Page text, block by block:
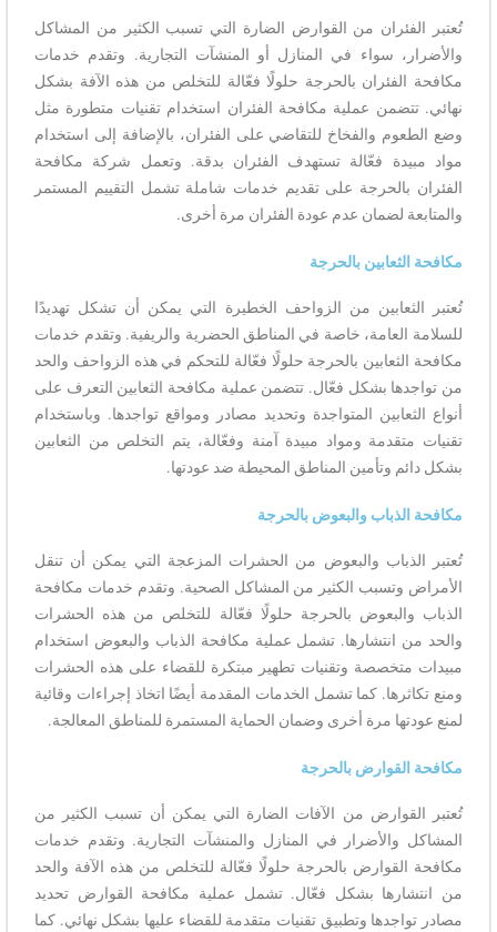
تُعتبر الفئران من القوارض الضارة التي تسبب الكثير من المشاكل
والأضرار، سواء في المنازل أو المنشآت التجارية. وتقدم خدمات
مكافحة الفئران بالحرجة حلولًا فعّالة للتخلص من هذه الآفة بشكل
نهائي. تتضمن عملية مكافحة الفئران استخدام تقنيات متطورة مثل
وضع الطعوم والفخاخ للتقاضي على الفئران، بالإضافة إلى استخدام
مواد مبيدة فعّالة تستهدف الفئران بدقة. وتعمل شركة مكافحة
الفئران بالحرجة على تقديم خدمات شاملة تشمل التقييم المستمر
والمتابعة لضمان عدم عودة الفئران مرة أخرى.
مكافحة الثعابين بالحرجة
تُعتبر الثعابين من الزواحف الخطيرة التي يمكن أن تشكل تهديدًا
للسلامة العامة، خاصة في المناطق الحضرية والريفية. وتقدم خدمات
مكافحة الثعابين بالحرجة حلولًا فعّالة للتحكم في هذه الزواحف والحد
من تواجدها بشكل فعّال. تتضمن عملية مكافحة الثعابين التعرف على
أنواع الثعابين المتواجدة وتحديد مصادر ومواقع تواجدها. وباستخدام
تقنيات متقدمة ومواد مبيدة آمنة وفعّالة، يتم التخلص من الثعابين
بشكل دائم وتأمين المناطق المحيطة ضد عودتها.
مكافحة الذباب والبعوض بالحرجة
تُعتبر الذباب والبعوض من الحشرات المزعجة التي يمكن أن تنقل
الأمراض وتسبب الكثير من المشاكل الصحية. وتقدم خدمات مكافحة
الذباب والبعوض بالحرجة حلولًا فعّالة للتخلص من هذه الحشرات
والحد من انتشارها. تشمل عملية مكافحة الذباب والبعوض استخدام
مبيدات متخصصة وتقنيات تطهير مبتكرة للقضاء على هذه الحشرات
ومنع تكاثرها. كما تشمل الخدمات المقدمة أيضًا اتخاذ إجراءات وقائية
لمنع عودتها مرة أخرى وضمان الحماية المستمرة للمناطق المعالجة.
مكافحة القوارض بالحرجة
تُعتبر القوارض من الآفات الضارة التي يمكن أن تسبب الكثير من
المشاكل والأضرار في المنازل والمنشآت التجارية. وتقدم خدمات
مكافحة القوارض بالحرجة حلولًا فعّالة للتخلص من هذه الآفة والحد
من انتشارها بشكل فعّال. تشمل عملية مكافحة القوارض تحديد
مصادر تواجدها وتطبيق تقنيات متقدمة للقضاء عليها بشكل نهائي. كما